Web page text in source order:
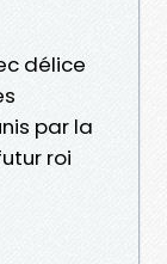
délice
par la
roi